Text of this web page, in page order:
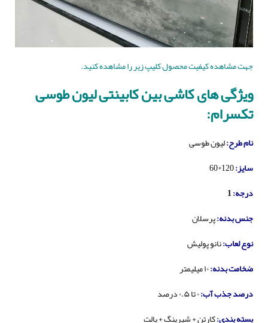
جهت مشاهده کیفیت محصول کلیپ زیر را مشاهده کنید.
ویژگی های کاشی بین کابینتی لیون طوسی
تکسرام:
نام طرح:لیون طوسی
سایز:
درجه:
جنس بدنه:پرسلان
نوع لعاب:نانو پولیش
ضخامت بدنه:
درصد جذب آب:
بسته بندی:کارتن + شیرینگ + پالت